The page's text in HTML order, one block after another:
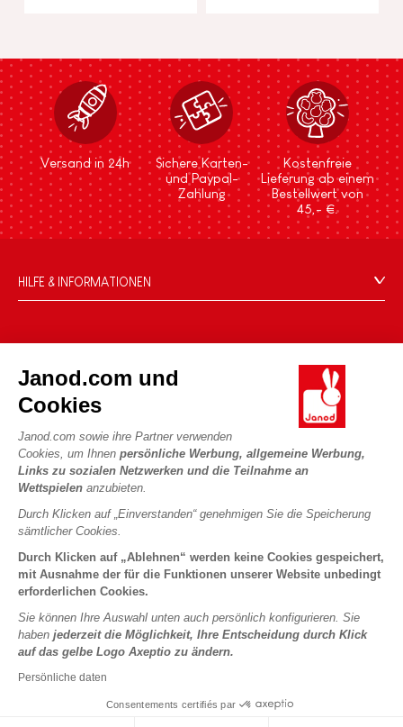
Janod.com und
Cookies
Janod.com sowie ihre Partner verwenden
Cookies, um Ihnen persönliche Werbung, allgemeine Werbung,
Links zu sozialen Netzwerken und die Teilnahme an
Wettspielen anzubieten.
Durch Klicken auf „Einverstanden“ genehmigen Sie die Speicherung
sämtlicher Cookies.
Durch Klicken auf „Ablehnen“ werden keine Cookies gespeichert,
mit Ausnahme der für die Funktionen unserer Website unbedingt
erforderlichen Cookies.
Sie können Ihre Auswahl unten auch persönlich konfigurieren. Sie
haben jederzeit die Möglichkeit, Ihre Entscheidung durch Klick
auf das gelbe Logo Axeptio zu ändern.
Persönliche daten
Consentements certifiés par
Versand in 24h
Sichere Karten-
und Paypal-
Zahlung
Kostenfreie
Lieferung ab einem
Bestellwert von
45,- €.
HILFE & INFORMATIONEN
FAQ
Kontakt
Händler
Persönliche daten
Cookies
Nutzungsbedingungen #YesJanod
Die Geschichte
Unsere Expertise
CSR-Verpflichtungen
Was ist FSC®?
UNSERE LEISTUNGEN
Sicheres Bezahlen
Lieferbedingungen
Spielregeln und Anleitungen
Lose Stücke
Kinderaktivitäten zum Download
PROFESSIONAL
Pressekontakte